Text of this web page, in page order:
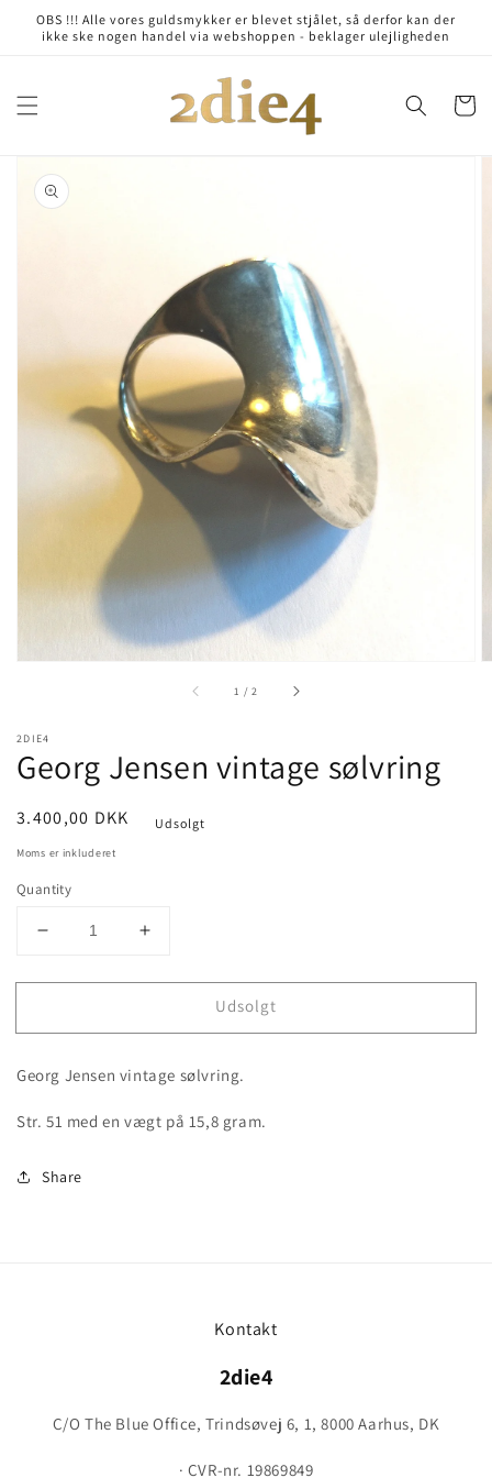
Skip to
content
OBS !!! Alle vores guldsmykker er blevet stjålet, så derfor kan der
ikke ske nogen handel via webshoppen - beklager ulejligheden
Cart
product
information
Open
media
1
gallery
1 /of2
2DIE4
Georg Jensen vintage sølvring
Pris
3.400,00 DKK Udsolgt
Moms er inkluderet
Quantity
Decrease
for
Jensen
sølvring
Increase
for
Jensen
sølvring
Udsolgt
Georg Jensen vintage sølvring.
Str. 51 med en vægt på 15,8 gram.
Share
Kontakt
2die4
C/O The Blue Office, Trindsøvej 6, 1, 8000 Aarhus, DK
· CVR-nr. 19869849